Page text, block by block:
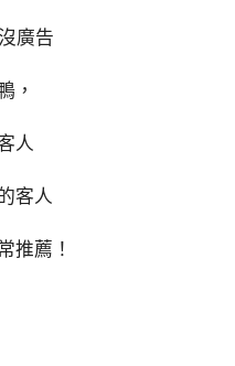
廣告
，
人
客人
推薦！